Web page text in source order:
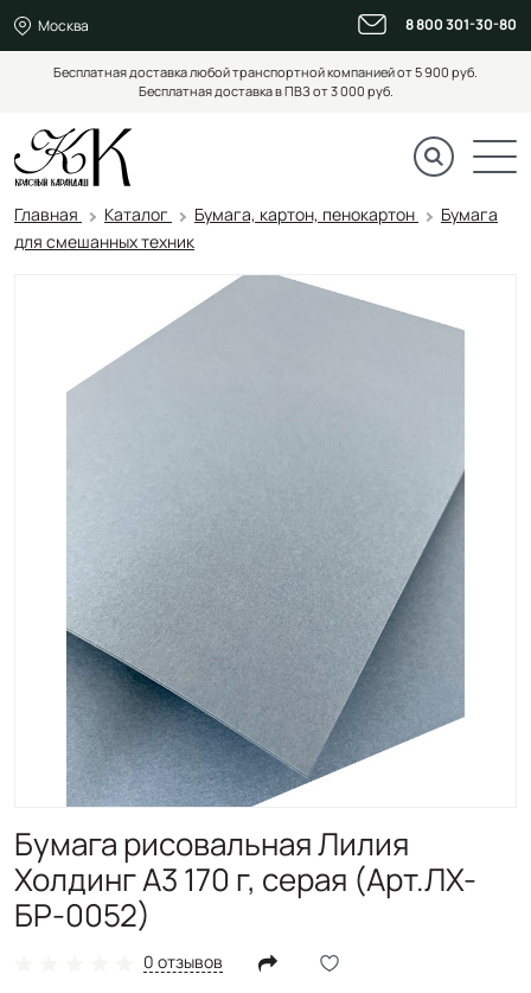
Москва 8 800 301-30-80
Бесплатная доставка любой транспортной компанией от 5 900 руб.
Бесплатная доставка в ПВЗ от 3 000 руб.
Главная Каталог Бумага, картон, пенокартон
Бумага
для смешанных техник
Бумага рисовальная Лилия
Холдинг А3 170 г, серая (Арт.ЛХ-
БР-0052)
0 отзывов